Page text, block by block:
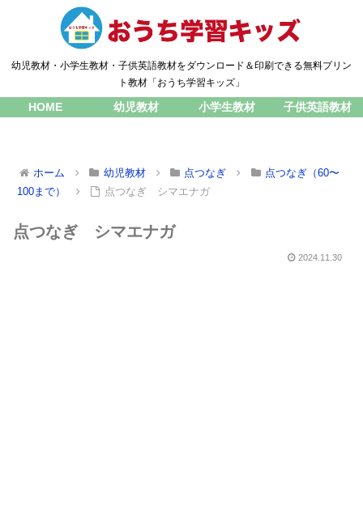
幼児教材・小学生教材・子供英語教材をダウンロード＆印刷できる無料プリン
ト教材「おうち学習キッズ」
HOME 幼児教材 小学生教材 子供英語教材
ホーム 幼児教材 点つなぎ
点つなぎ（60〜
100まで）
点つなぎ シマエナガ
点つなぎ シマエナガ
2024.11.30